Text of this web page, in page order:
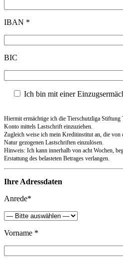
IBAN *
BIC
Ich bin mit einer
Hiermit ermächtige ich die Tierschutzliga
Konto mittels Lastschrift einzuziehen.
Zugleich weise ich mein Kreditinstitut an, die
Natur gezogenen Lastschriften einzulösen.
Hinweis: Ich kann innerhalb von acht Wochen,
Erstattung des belasteten Betrages verlangen.
Ihre Adressdaten
Anrede*
Vorname *